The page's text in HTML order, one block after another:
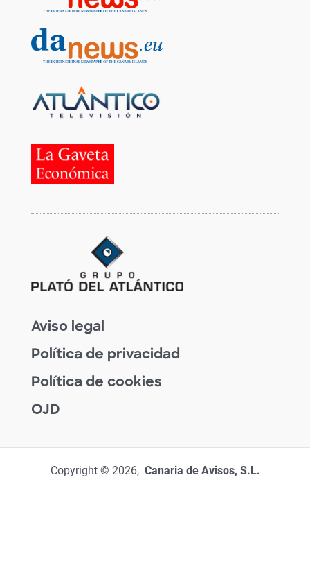
Aviso legal
Política de privacidad
Política de cookies
OJD
Copyright © 2026, Canaria de Avisos, S.L.